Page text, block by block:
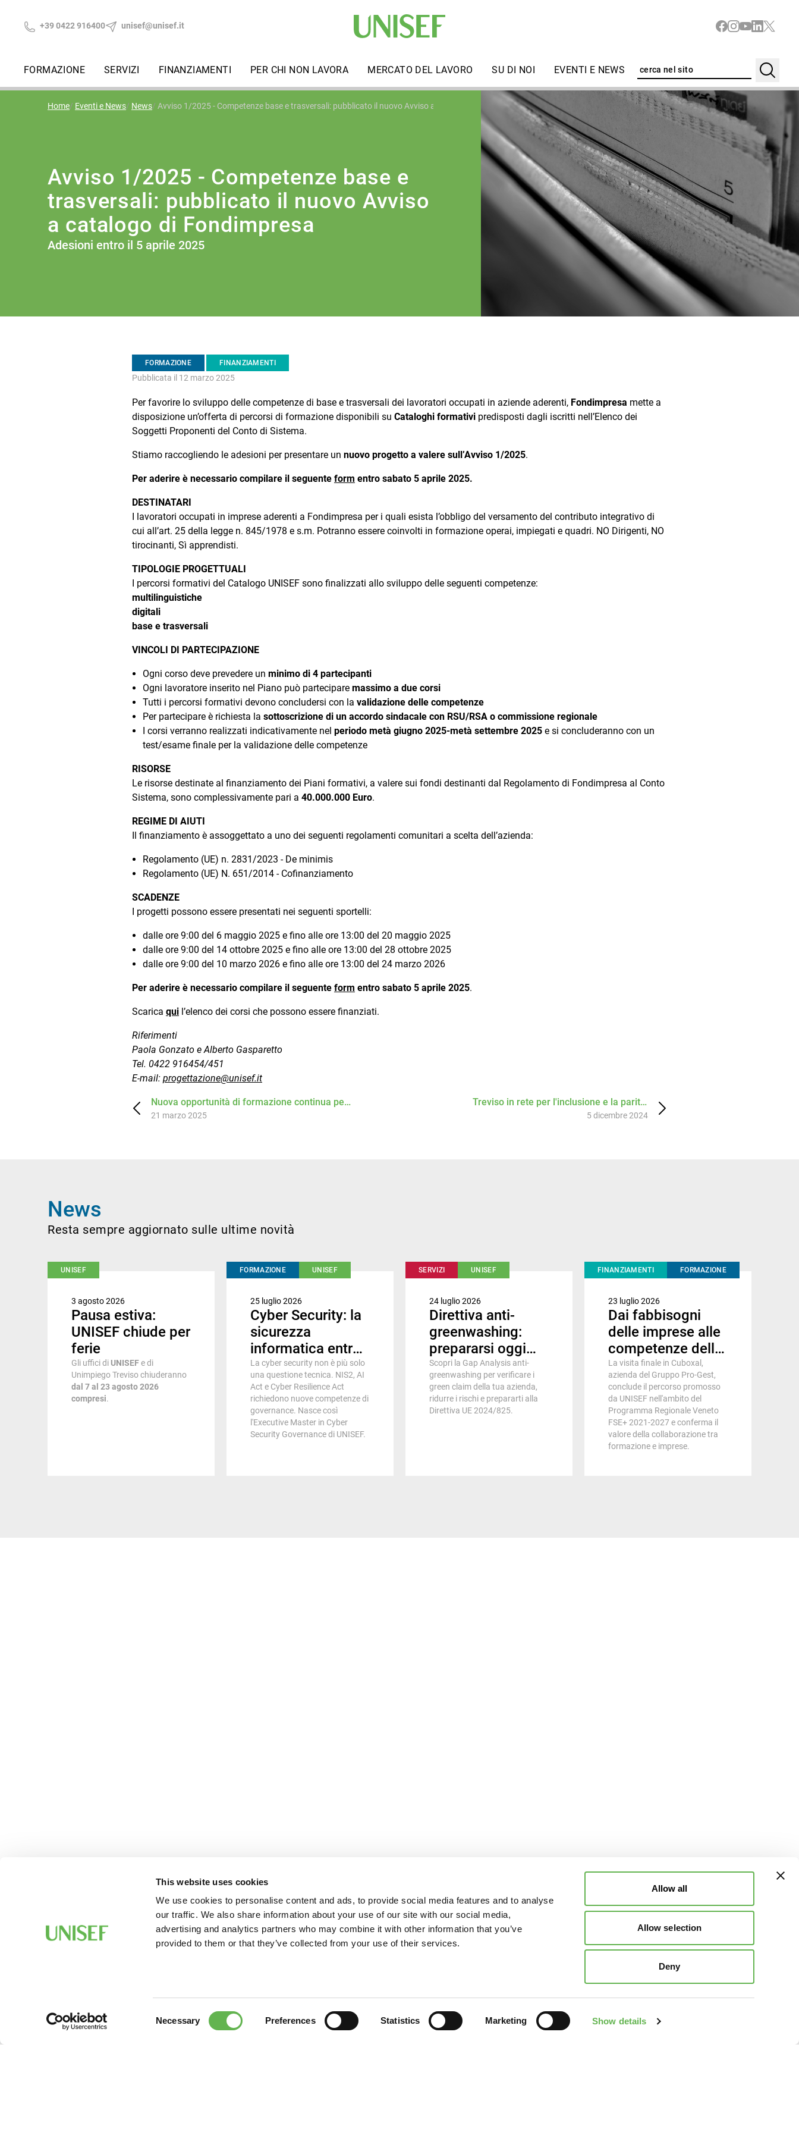
This website uses cookies
We use cookies to personalise content and ads, to provide social media features and to analyse
our traffic. We also share information about your use of our site with our social media,
advertising and analytics partners who may combine it with other information that you’ve
provided to them or that they’ve collected from your use of their services.
Necessary Preferences Statistics Marketing Show details
Allow all
Allow selection
Deny
+39 0422 916400 unisef@unisef.it
FORMAZIONE SERVIZI FINANZIAMENTI PER CHI NON LAVORA MERCATO DEL LAVORO SU DI NOI EVENTI E NEWS
Home Eventi e News News Avviso 1/2025 - Competenze base e trasversali: pubblicato il nuovo Avviso a catalogo di Fondimpresa
Avviso 1/2025 - Competenze base e
trasversali: pubblicato il nuovo Avviso
a catalogo di Fondimpresa
Adesioni entro il 5 aprile 2025
FORMAZIONE FINANZIAMENTI
Pubblicata il 12 marzo 2025
Per favorire lo sviluppo delle competenze di base e trasversali dei lavoratori occupati in aziende aderenti, Fondimpresa mette a
disposizione un’offerta di percorsi di formazione disponibili su Cataloghi formativi predisposti dagli iscritti nell’Elenco dei
Soggetti Proponenti del Conto di Sistema.
Stiamo raccogliendo le adesioni per presentare un nuovo progetto a valere sull’Avviso 1/2025.
Per aderire è necessario compilare il seguente form entro sabato 5 aprile 2025.
DESTINATARI
I lavoratori occupati in imprese aderenti a Fondimpresa per i quali esista l’obbligo del versamento del contributo integrativo di
cui all’art. 25 della legge n. 845/1978 e s.m. Potranno essere coinvolti in formazione operai, impiegati e quadri. NO Dirigenti, NO
tirocinanti, Sì apprendisti.
TIPOLOGIE PROGETTUALI
I percorsi formativi del Catalogo UNISEF sono finalizzati allo sviluppo delle seguenti competenze:
multilinguistiche
digitali
base e trasversali
VINCOLI DI PARTECIPAZIONE
Ogni corso deve prevedere unminimo di 4 partecipanti
Ogni lavoratore inserito nel Piano può partecipare massimo a due corsi
Tutti i percorsi formativi devono concludersi con lavalidazione delle competenze
Per partecipare è richiesta lasottoscrizione di un accordo sindacale con RSU/RSA o commissione regionale
I corsi verranno realizzati indicativamente nelperiodo metà giugno 2025-metà settembre 2025 e si concluderanno con un
test/esame finale per la validazione delle competenze
RISORSE
Le risorse destinate al finanziamento dei Piani formativi, a valere sui fondi destinanti dal Regolamento di Fondimpresa al Conto
Sistema, sono complessivamente pari a 40.000.000 Euro.
REGIME DI AIUTI
Il finanziamento è assoggettato a uno dei seguenti regolamenti comunitari a scelta dell’azienda:
Regolamento (UE) n. 2831/2023 - De minimis
Regolamento (UE) N. 651/2014 - Cofinanziamento
SCADENZE
I progetti possono essere presentati nei seguenti sportelli:
dalle ore 9:00 del 6 maggio 2025 e fino alle ore 13:00 del 20 maggio 2025
dalle ore 9:00 del 14 ottobre 2025 e fino alle ore 13:00 del 28 ottobre 2025
dalle ore 9:00 del 10 marzo 2026 e fino alle ore 13:00 del 24 marzo 2026
Per aderire è necessario compilare il seguente form entro sabato 5 aprile 2025.
Scarica qui l’elenco dei corsi che possono essere finanziati.
Riferimenti
Paola Gonzato e Alberto Gasparetto
Tel. 0422 916454/451
E-mail: progettazione@unisef.it
Nuova opportunità di formazione continua per
le aziende
21 marzo 2025
Treviso in rete per l'inclusione e la parità:
partecipa con noi al cambiamento
5 dicembre 2024
News
Resta sempre aggiornato sulle ultime novità
UNISEF
3 agosto 2026
Pausa estiva:
UNISEF chiude per
ferie
Gli uffici di UNISEFe di
Unimpiego Treviso chiuderanno
dal 7 al 23 agosto 2026
compresi.
FORMAZIONE UNISEF
25 luglio 2026
Cyber Security: la
sicurezza
informatica entra
nella governance
aziendale
La cyber security non è più solo
una questione tecnica. NIS2, AI
Act e Cyber Resilience Act
richiedono nuove competenze di
governance. Nasce così
l'Executive Master in Cyber
Security Governance di UNISEF.
SERVIZI UNISEF
24 luglio 2026
Direttiva anti-
greenwashing:
prepararsi oggi
per comunicare la
sostenibilità in
modo corretto e
tutelare il business
Scopri la Gap Analysis anti-
greenwashing per verificare i
green claim della tua azienda,
ridurre i rischi e prepararti alla
Direttiva UE 2024/825.
FINANZIAMENTI FORMAZIONE
23 luglio 2026
Dai fabbisogni
delle imprese alle
competenze delle
persone: la Work
Experience entra
in azienda
La visita finale in Cuboxal,
azienda del Gruppo Pro-Gest,
conclude il percorso promosso
da UNISEF nell'ambito del
Programma Regionale Veneto
FSE+ 2021-2027 e conferma il
valore della collaborazione tra
formazione e imprese.